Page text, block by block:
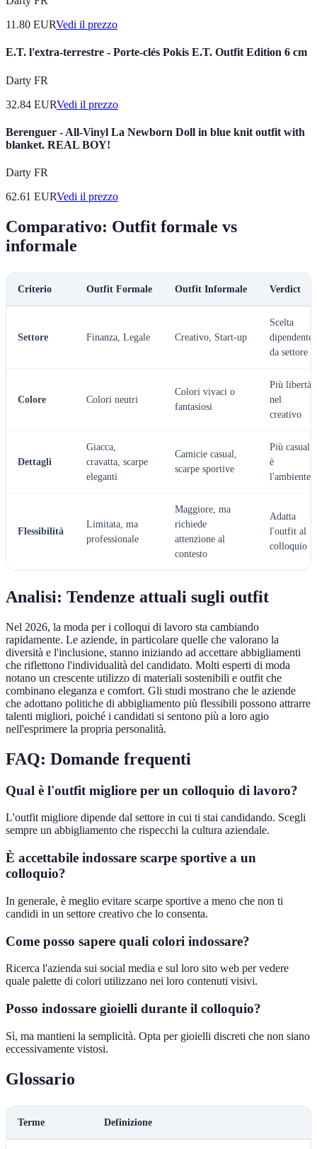
11.80 EURVedi il prezzo
E.T. l'extra-terrestre - Porte-clés Pokis E.T. Outfit Edition 6 cm
Darty FR
32.84 EURVedi il prezzo
Berenguer - All-Vinyl La Newborn Doll in blue knit outfit with
blanket. REAL BOY!
Darty FR
62.61 EURVedi il prezzo
Comparativo: Outfit formale vs
informale
Criterio Outfit Formale Outfit Informale Verdict
Settore Finanza, Legale Creativo, Start-up
Scelta
dipendente
da settore
Colore Colori neutri
Colori vivaci o
fantasiosi
Più libertà
nel
creativo
Dettagli
Giacca,
cravatta, scarpe
eleganti
Camicie casual,
scarpe sportive
Più casual
è
l'ambiente
Flessibilità
Limitata, ma
professionale
Maggiore, ma
richiede
attenzione al
contesto
Adatta
l'outfit al
colloquio
Analisi: Tendenze attuali sugli outfit
Nel 2026, la moda per i colloqui di lavoro sta cambiando
rapidamente. Le aziende, in particolare quelle che valorano la
diversità e l'inclusione, stanno iniziando ad accettare abbigliamenti
che riflettono l'individualità del candidato. Molti esperti di moda
notano un crescente utilizzo di materiali sostenibili e outfit che
combinano eleganza e comfort. Gli studi mostrano che le aziende
che adottano politiche di abbigliamento più flessibili possono attrarre
talenti migliori, poiché i candidati si sentono più a loro agio
nell'esprimere la propria personalità.
FAQ: Domande frequenti
Qual è l'outfit migliore per un colloquio di lavoro?
L'outfit migliore dipende dal settore in cui ti stai candidando. Scegli
sempre un abbigliamento che rispecchi la cultura aziendale.
È accettabile indossare scarpe sportive a un
colloquio?
In generale, è meglio evitare scarpe sportive a meno che non ti
candidi in un settore creativo che lo consenta.
Come posso sapere quali colori indossare?
Ricerca l'azienda sui social media e sul loro sito web per vedere
quale palette di colori utilizzano nei loro contenuti visivi.
Posso indossare gioielli durante il colloquio?
Sì, ma mantieni la semplicità. Opta per gioielli discreti che non siano
eccessivamente vistosi.
Glossario
Terme Definizione